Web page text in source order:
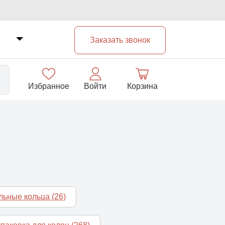
Заказать звонок
Избранное Войти Корзина
кольца (26)